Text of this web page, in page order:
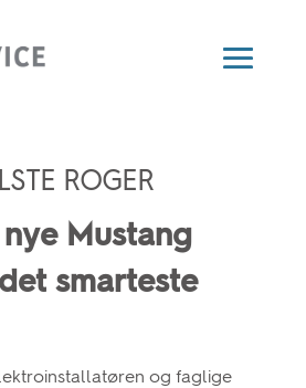
ROGER
Mustang
smarteste
og faglige